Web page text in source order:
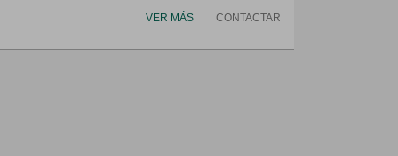
CONTACTAR
VER MÁS